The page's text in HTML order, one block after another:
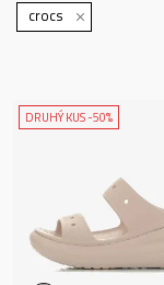
crocs
DRUHÝ KUS -50%